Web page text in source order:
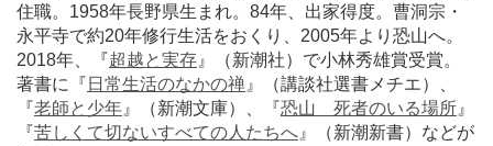
住職。1958年長野県生まれ。84年、出家得度。曹洞宗・
永平寺で約20年修行生活をおくり、2005年より恐山へ。
2018年、『超越と実存 』（新潮社）で小林秀雄賞受賞。
著書に『 日常生活のなかの禅 』（講談社選書メチエ）、
『老師と少年 』（新潮文庫）、『恐山 死者のいる場所 』
『苦しくて切ないすべての人たちへ 』（新潮新書）などが